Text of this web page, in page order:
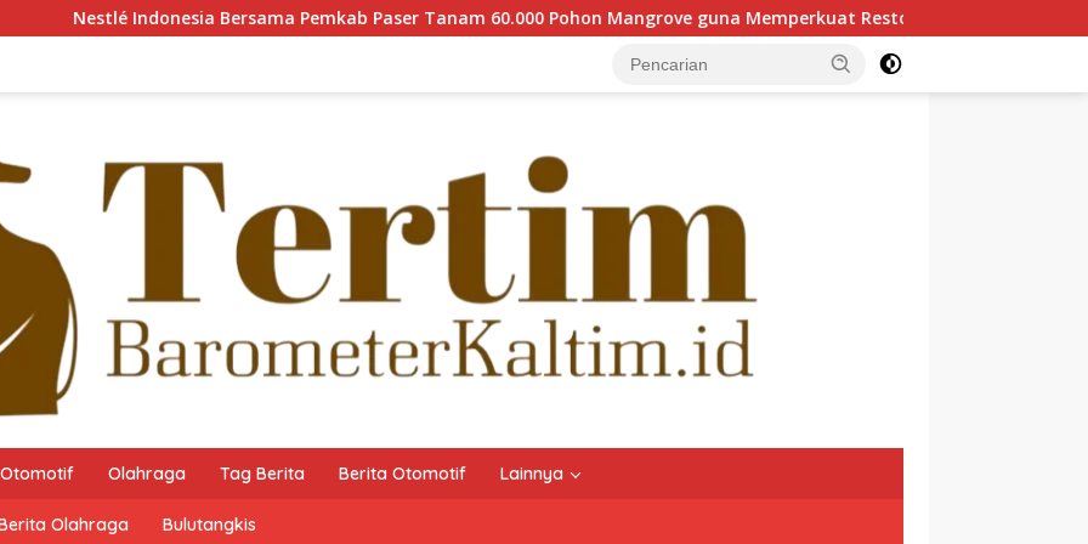
Nestlé Indonesia Bersama Pemkab Paser Tanam 60.000 Pohon Mangrove guna Memperkuat Restorasi Ekosistem Pesisir
Otomotif Olahraga Tag Berita Berita Otomotif Lainnya
Olahraga Bulutangkis